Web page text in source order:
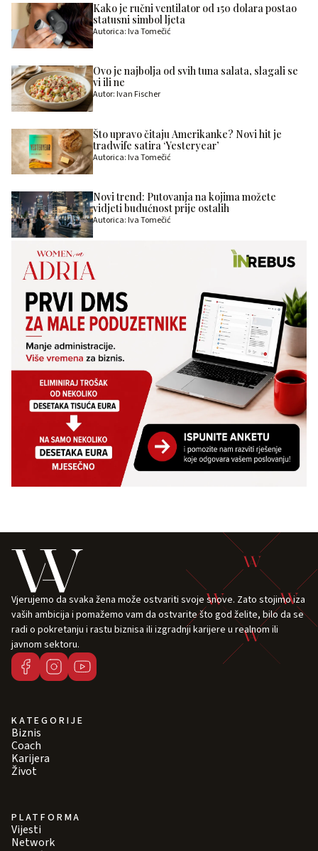
Kako je ručni ventilator od 150 dolara postao
statusni simbol ljeta
Autorica: Iva Tomečić
Ovo je najbolja od svih tuna salata, slagali se
vi ili ne
Autor: Ivan Fischer
Što upravo čitaju Amerikanke? Novi hit je
tradwife satira ‘Yesteryear’
Autorica: Iva Tomečić
Novi trend: Putovanja na kojima možete
vidjeti budućnost prije ostalih
Autorica: Iva Tomečić
Vjerujemo da svaka žena može ostvariti svoje snove. Zato stojimo iza
vaših ambicija i pomažemo vam da ostvarite što god želite, bilo da se
radi o pokretanju i rastu biznisa ili izgradnji karijere u realnom ili
javnom sektoru.
KATEGORIJE
Biznis
Coach
Karijera
Život
PLATFORMA
Vijesti
Network